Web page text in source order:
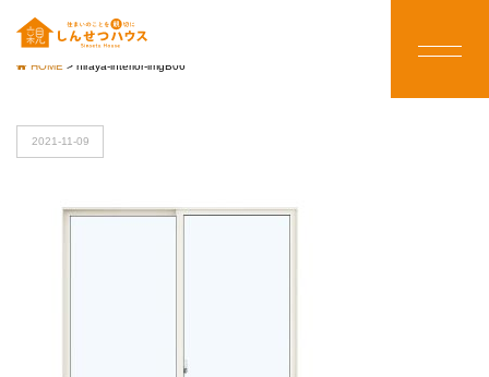
HOME > hiraya-interior-imgB06
2021-11-09